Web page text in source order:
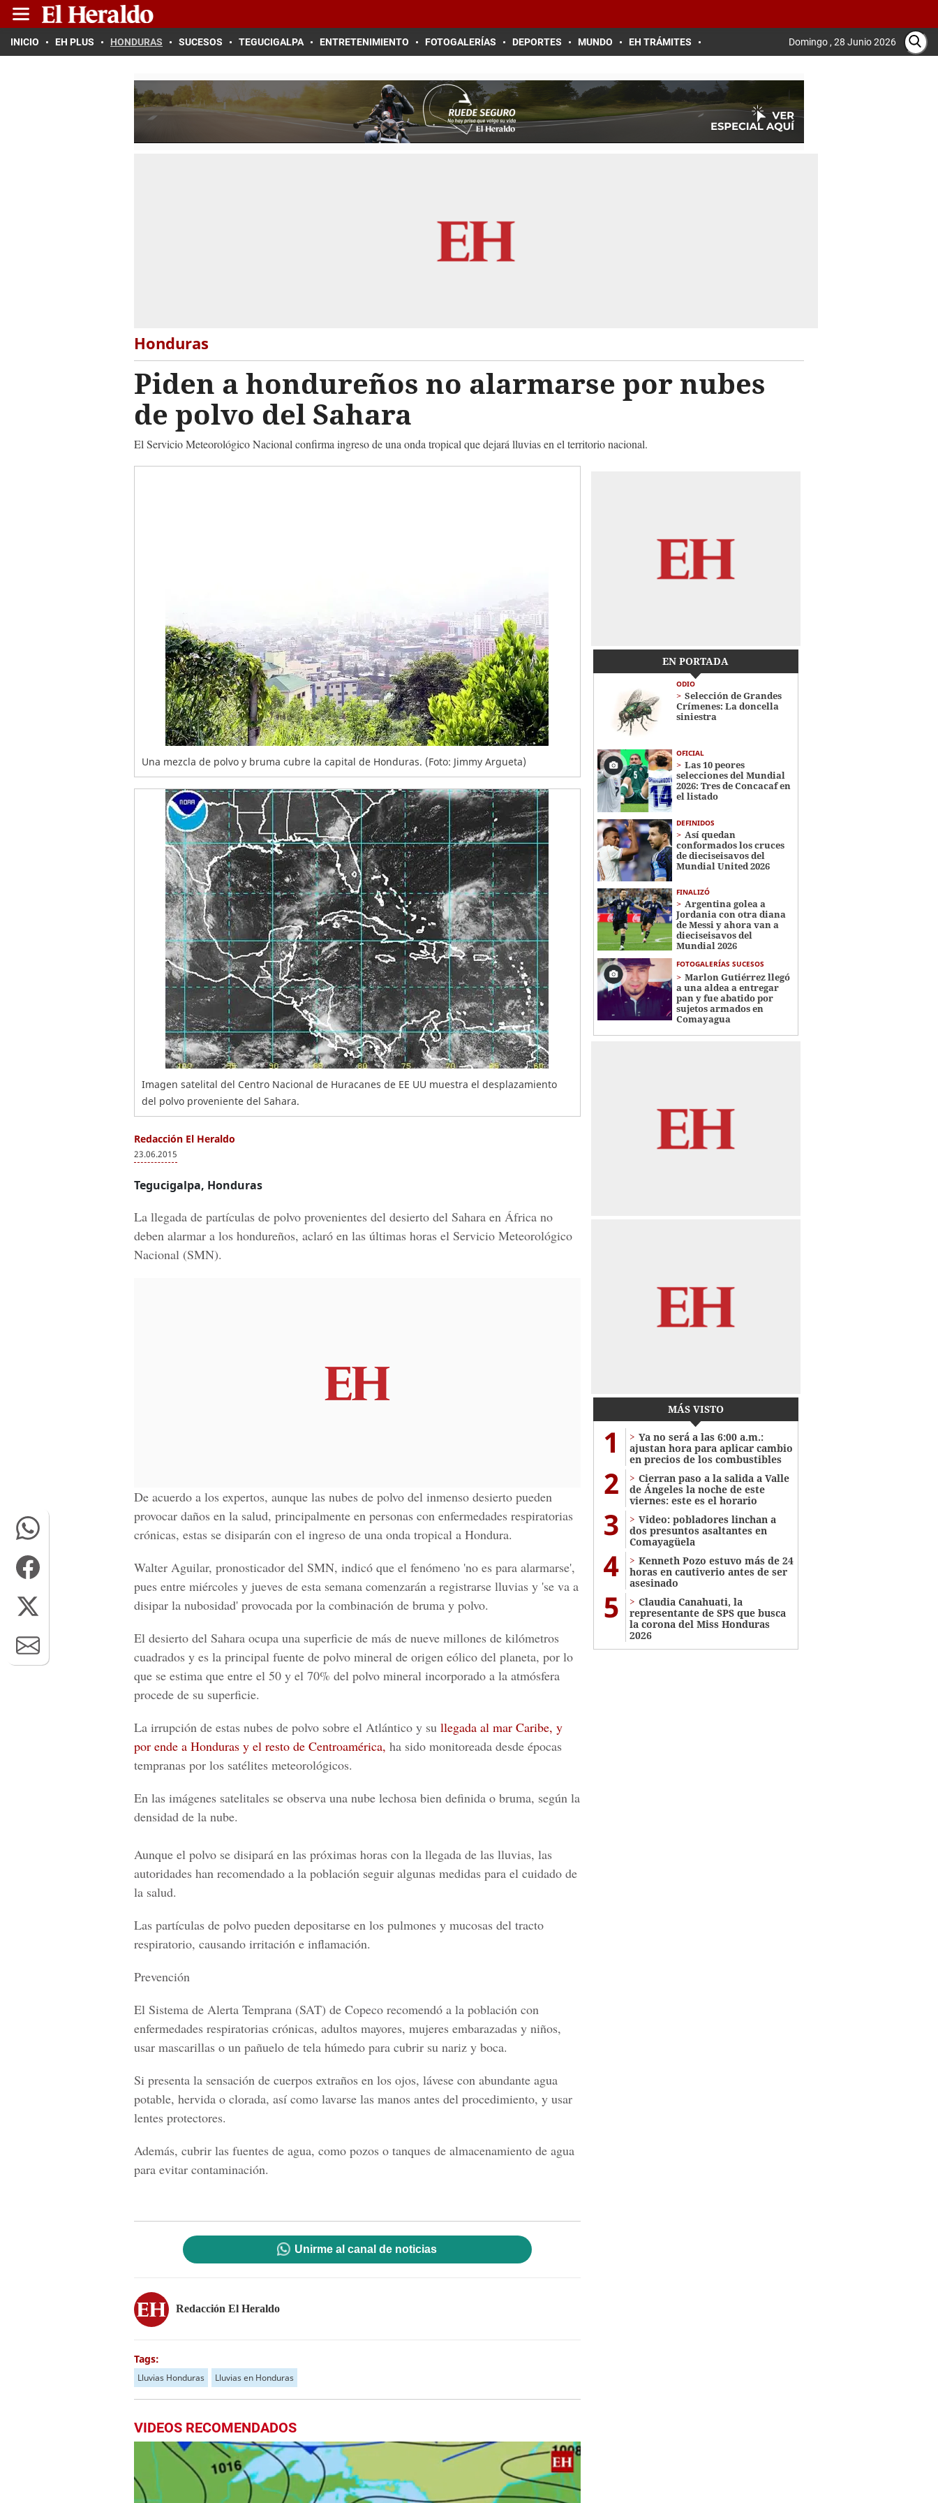
INICIO EH PLUS HONDURAS SUCESOS TEGUCIGALPA ENTRETENIMIENTO FOTOGALERÍAS DEPORTES MUNDO EH TRÁMITES Domingo , 28 Junio 2026
Honduras
Piden a hondureños no alarmarse por nubes
de polvo del Sahara
El Servicio Meteorológico Nacional confirma ingreso de una onda tropical que dejará lluvias en el territorio nacional.
Una mezcla de polvo y bruma cubre la capital de Honduras. (Foto: Jimmy Argueta)
Imagen satelital del Centro Nacional de Huracanes de EE UU muestra el desplazamiento
del polvo proveniente del Sahara.
Redacción El Heraldo
23.06.2015
Tegucigalpa, Honduras
La llegada de partículas de polvo provenientes del desierto del Sahara en África no
deben alarmar a los hondureños, aclaró en las últimas horas el Servicio Meteorológico
Nacional (SMN).
De acuerdo a los expertos, aunque las nubes de polvo del inmenso desierto pueden
provocar daños en la salud, principalmente en personas con enfermedades respiratorias
crónicas, estas se disiparán con el ingreso de una onda tropical a Hondura.
Walter Aguilar, pronosticador del SMN, indicó que el fenómeno 'no es para alarmarse',
pues entre miércoles y jueves de esta semana comenzarán a registrarse lluvias y 'se va a
disipar la nubosidad' provocada por la combinación de bruma y polvo.
El desierto del Sahara ocupa una superficie de más de nueve millones de kilómetros
cuadrados y es la principal fuente de polvo mineral de origen eólico del planeta, por lo
que se estima que entre el 50 y el 70% del polvo mineral incorporado a la atmósfera
procede de su superficie.
La irrupción de estas nubes de polvo sobre el Atlántico y su llegada al mar Caribe, y
por ende a Honduras y el resto de Centroamérica, ha sido monitoreada desde épocas
tempranas por los satélites meteorológicos.
En las imágenes satelitales se observa una nube lechosa bien definida o bruma, según la
densidad de la nube.
Aunque el polvo se disipará en las próximas horas con la llegada de las lluvias, las
autoridades han recomendado a la población seguir algunas medidas para el cuidado de
la salud.
Las partículas de polvo pueden depositarse en los pulmones y mucosas del tracto
respiratorio, causando irritación e inflamación.
Prevención
El Sistema de Alerta Temprana (SAT) de Copeco recomendó a la población con
enfermedades respiratorias crónicas, adultos mayores, mujeres embarazadas y niños,
usar mascarillas o un pañuelo de tela húmedo para cubrir su nariz y boca.
Si presenta la sensación de cuerpos extraños en los ojos, lávese con abundante agua
potable, hervida o clorada, así como lavarse las manos antes del procedimiento, y usar
lentes protectores.
Además, cubrir las fuentes de agua, como pozos o tanques de almacenamiento de agua
para evitar contaminación.
Unirme al canal de noticias
Redacción El Heraldo
Tags:
Lluvias Honduras Lluvias en Honduras
VIDEOS RECOMENDADOS
EN PORTADA
ODIO
Selección de Grandes
Crímenes: La doncella
siniestra
OFICIAL
Las 10 peores
selecciones del Mundial
2026: Tres de Concacaf en
el listado
DEFINIDOS
Así quedan
conformados los cruces
de dieciseisavos del
Mundial United 2026
FINALIZÓ
Argentina golea a
Jordania con otra diana
de Messi y ahora van a
dieciseisavos del
Mundial 2026
FOTOGALERÍAS SUCESOS
Marlon Gutiérrez llegó
a una aldea a entregar
pan y fue abatido por
sujetos armados en
Comayagua
MÁS VISTO
1
Ya no será a las 6:00 a.m.:
ajustan hora para aplicar cambio
en precios de los combustibles
2
Cierran paso a la salida a Valle
de Ángeles la noche de este
viernes: este es el horario
3
Video: pobladores linchan a
dos presuntos asaltantes en
Comayagüela
4
Kenneth Pozo estuvo más de 24
horas en cautiverio antes de ser
asesinado
5
Claudia Canahuati, la
representante de SPS que busca
la corona del Miss Honduras
2026